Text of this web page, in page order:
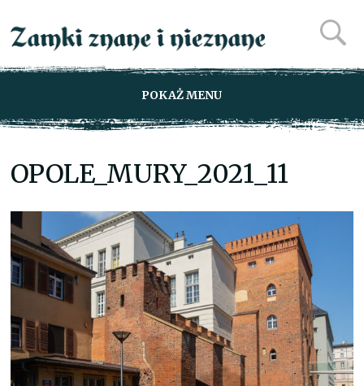
POKAŻ MENU
OPOLE_MURY_2021_11